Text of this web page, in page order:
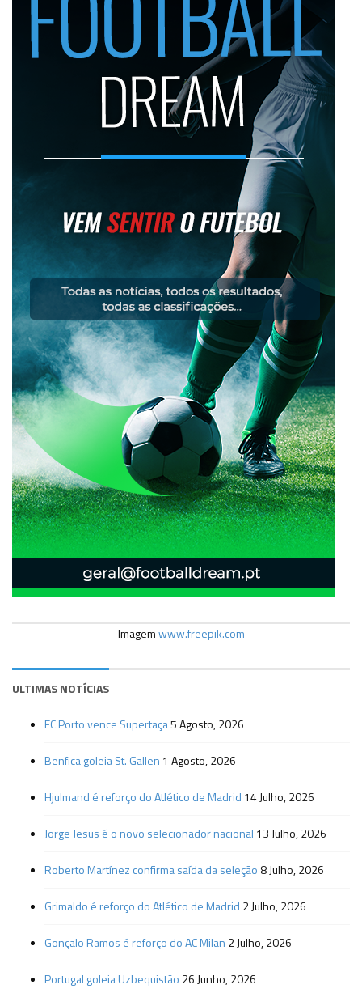
Imagemwww.freepik.com
ULTIMAS NOTÍCIAS
FC Porto vence Supertaça5 Agosto, 2026
Benfica goleia St. Gallen 1 Agosto, 2026
Hjulmand é reforço do Atlético de Madrid 14 Julho, 2026
Jorge Jesus é o novo selecionador nacional 13 Julho, 2026
Roberto Martínez confirma saída da seleção 8 Julho, 2026
Grimaldo é reforço do Atlético de Madrid 2 Julho, 2026
Gonçalo Ramos é reforço do AC Milan 2 Julho, 2026
Portugal goleia Uzbequistão 26 Junho, 2026